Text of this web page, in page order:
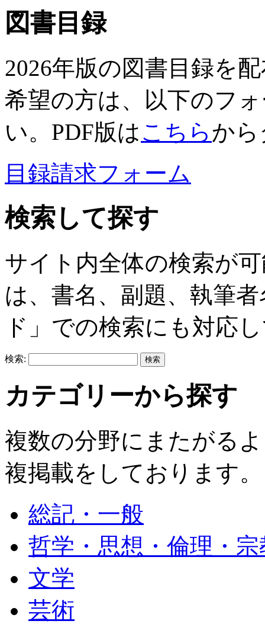
図書目録
2026年版の図書目録を
希望の方は、以下のフ
い。PDF版はこちらか
目録請求フォーム
検索して探す
サイト内全体の検索が
は、書名、副題、執筆
ド」での検索にも対応
検索:
カテゴリーから探す
複数の分野にまたがる
複掲載をしております。
総記・一般
哲学・思想・倫理・宗
文学
芸術